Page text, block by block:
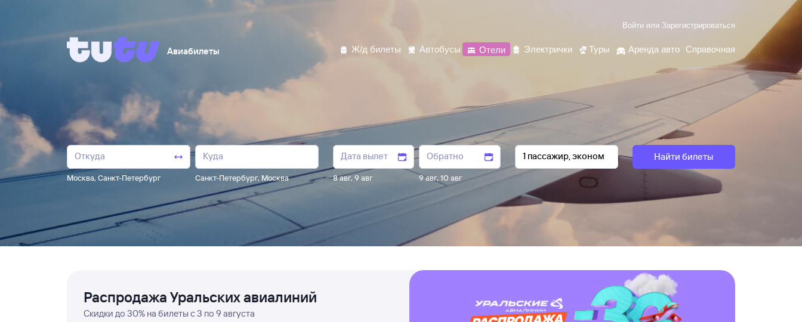
Войти или Зарегистрироваться
Авиабилеты Ж/д билеты Автобусы Отели Электрички Туры Аренда авто Справочная
Москва, Санкт-Петербург Санкт-Петербург, Москва 8 авг, 9 авг 9 авг,10 авг
Найти билеты
Распродажа Уральских авиалиний
Скидки до 30% на билеты с 3 по 9 августа